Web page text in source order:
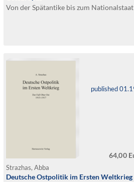
Von der Spätantike bis zum Nationalstaat
published
64,00
Strazhas, Abba
Deutsche Ostpolitik im Ersten Weltkrieg